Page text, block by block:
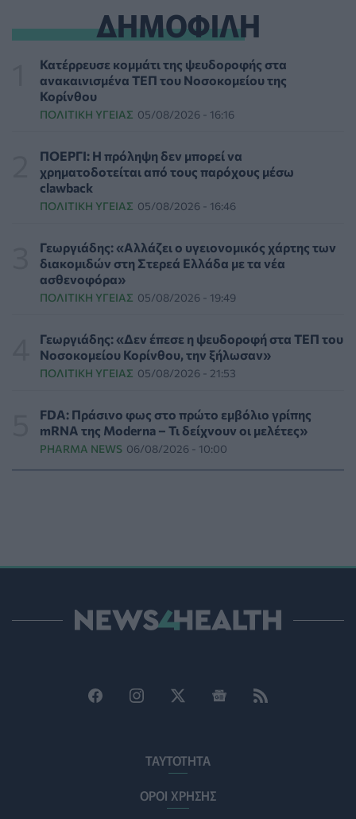
Τι μπορεί να μας διδάξει η νέα ταινία του Spider-Man
για την απώλεια και το πένθος
ΨΥΧΙΚΉ ΥΓΕΊΑ 07/08/2026 - 18:11
Επιπλέον πόροι 12,5 εκατ. ευρώ στις Περιφέρειες για
ΕΠΙΚΑΙΡΌΤΗΤΑ 07/08/2026 - 17:42
Συναγερμός στις ΗΠΑ για φονικό μύκητα που αντέχει
και στα φάρμακα
Πέθανε στα 26 της η influencer Σίντνεϊ Τάουλ που
μοιράστηκε επί τρία χρόνια τη μάχη της με σπάνιο
καρκίνο
Απώλεια βάρους: Οι τρεις παράγοντες που κρίνουν το
αποτέλεσμα σύμφωνα με ειδικό στην παχυσαρκία
Ο ΙΣΑ συνιστά τη λήψη σχολαστικών μέτρων ατομικής
προστασίας από τον ιό του Δυτικού Νείλου
ΥΓΕΊΑ 07/08/2026 - 15:42
PET 07/08/2026 - 15:02
ΠΟΛΙΤΙΚΉ ΥΓΕΊΑΣ 07/08/2026 - 14:39
σοβαρής εγκεφαλικής κάκωσης
ΗΠΑ: Μεγάλη τράπεζα επενδύει 250 εκατ. δολάρια
ΔΗΜΟΦΙΛΗ
Κατέρρευσε κομμάτι της ψευδοροφής στα
ανακαινισμένα ΤΕΠ του Νοσοκομείου της
Κορίνθου
ΠΟΛΙΤΙΚΉ ΥΓΕΊΑΣ 05/08/2026 - 16:16
ΠΟΕΡΓΙ: Η πρόληψη δεν μπορεί να
χρηματοδοτείται από τους παρόχους μέσω
clawback
ΠΟΛΙΤΙΚΉ ΥΓΕΊΑΣ 05/08/2026 - 16:46
Γεωργιάδης: «Αλλάζει ο υγειονομικός χάρτης των
διακομιδών στη Στερεά Ελλάδα με τα νέα
ασθενοφόρα»
ΠΟΛΙΤΙΚΉ ΥΓΕΊΑΣ 05/08/2026 - 19:49
Γεωργιάδης: «Δεν έπεσε η ψευδοροφή στα ΤΕΠ του
Νοσοκομείου Κορίνθου, την ξήλωσαν»
ΠΟΛΙΤΙΚΉ ΥΓΕΊΑΣ 05/08/2026 - 21:53
FDA: Πράσινο φως στο πρώτο εμβόλιο γρίπης
mRNA της Moderna – Τι δείχνουν οι μελέτες»
PHARMA NEWS 06/08/2026 - 10:00
ΤΑΥΤΟΤΗΤΑ
ΟΡΟΙ ΧΡΗΣΗΣ